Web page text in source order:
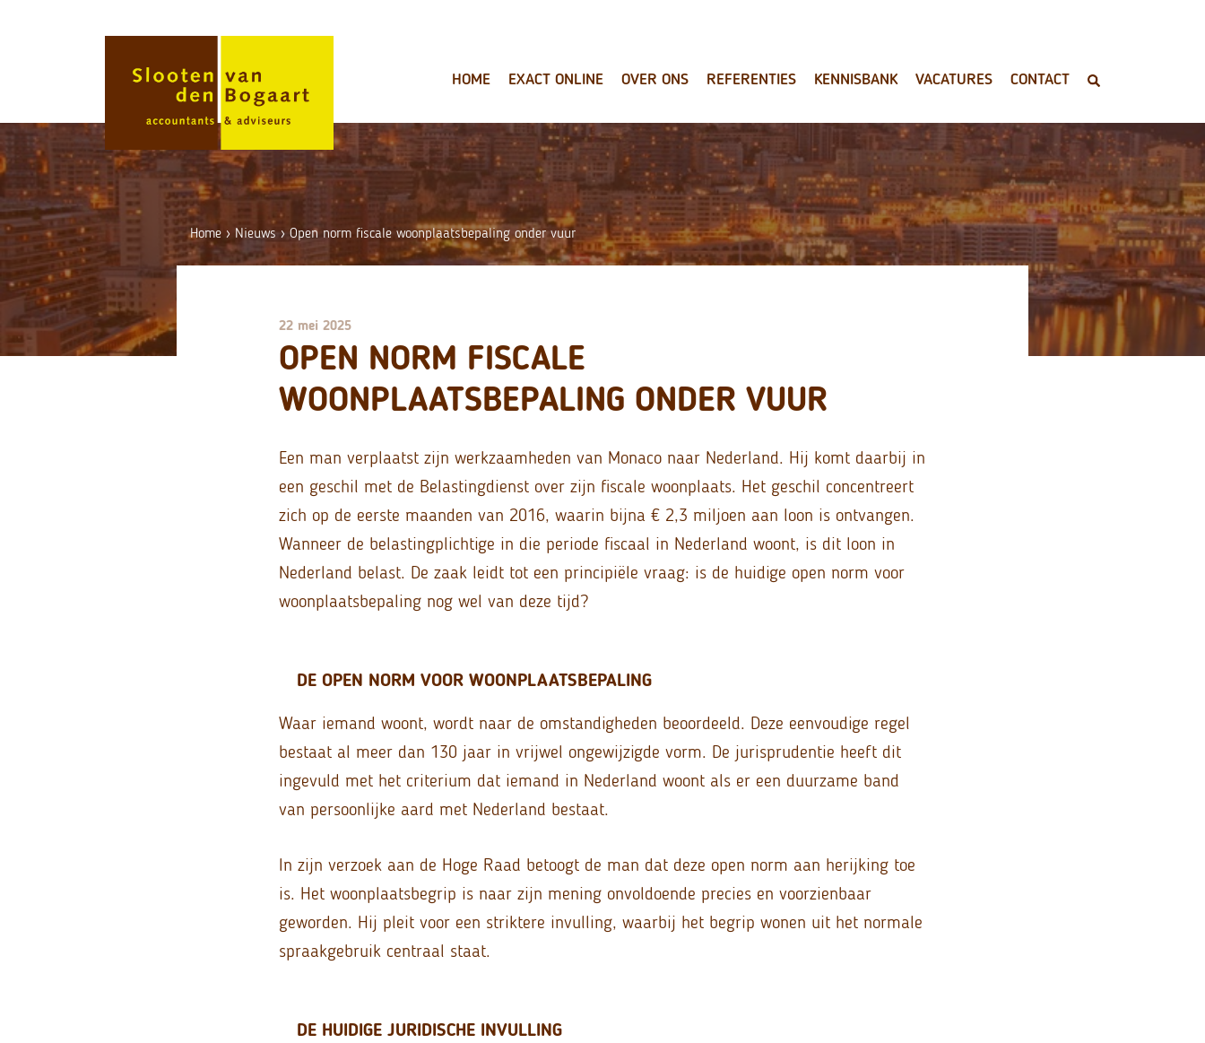
HOME EXACT ONLINE OVER ONS REFERENTIES KENNISBANK VACATURES CONTACT
Home › Nieuws› Open norm fiscale woonplaatsbepaling onder vuur
22 mei 2025
OPEN NORM FISCALE
WOONPLAATSBEPALING ONDER VUUR
Een man verplaatst zijn werkzaamheden van Monaco naar Nederland. Hij komt daarbij in
een geschil met de Belastingdienst over zijn fiscale woonplaats. Het geschil concentreert
zich op de eerste maanden van 2016, waarin bijna € 2,3 miljoen aan loon is ontvangen.
Wanneer de belastingplichtige in die periode fiscaal in Nederland woont, is dit loon in
Nederland belast. De zaak leidt tot een principiële vraag: is de huidige open norm voor
woonplaatsbepaling nog wel van deze tijd?
DE OPEN NORM VOOR WOONPLAATSBEPALING
Waar iemand woont, wordt naar de omstandigheden beoordeeld. Deze eenvoudige regel
bestaat al meer dan 130 jaar in vrijwel ongewijzigde vorm. De jurisprudentie heeft dit
ingevuld met het criterium dat iemand in Nederland woont als er een duurzame band
van persoonlijke aard met Nederland bestaat.
In zijn verzoek aan de Hoge Raad betoogt de man dat deze open norm aan herijking toe
is. Het woonplaatsbegrip is naar zijn mening onvoldoende precies en voorzienbaar
geworden. Hij pleit voor een striktere invulling, waarbij het begrip wonen uit het normale
spraakgebruik centraal staat.
DE HUIDIGE JURIDISCHE INVULLING